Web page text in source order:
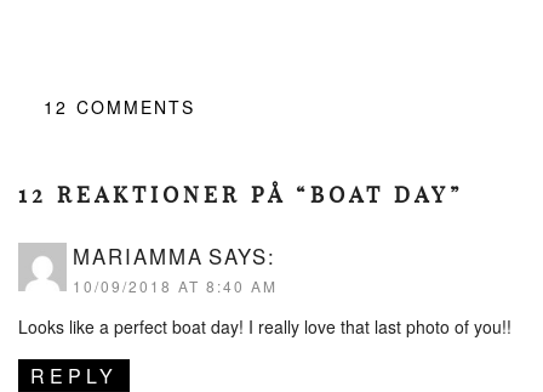
12 COMMENTS
12 REAKTIONER PÅ “BOAT DAY”
MARIAMMA SAYS:
10/09/2018 AT 8:40 AM
Looks like a perfect boat day! I really love that last photo of you!!
REPLY